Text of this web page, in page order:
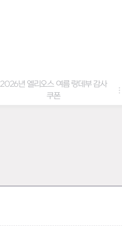
2026년 엘리오스 여름 랑데부 감사
쿠폰